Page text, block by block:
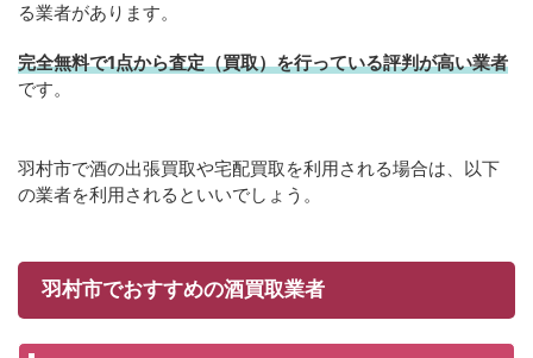
る業者があります。
完全無料で1点から査定（買取）を行っている評判が高い業者
です。
羽村市で酒の出張買取や宅配買取を利用される場合は、以下
の業者を利用されるといいでしょう。
羽村市でおすすめの酒買取業者